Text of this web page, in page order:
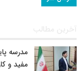
آخرین مطالب
مدرسه
مفید و